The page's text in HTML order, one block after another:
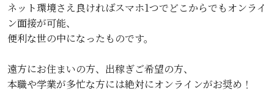
ネット環境さえ良ければスマホ1つでどこからでもオンライ
ン面接が可能、
便利な世の中になったものです。
遠方にお住まいの方、出稼ぎご希望の方、
本職や学業が多忙な方には絶対にオンラインがお奨め！